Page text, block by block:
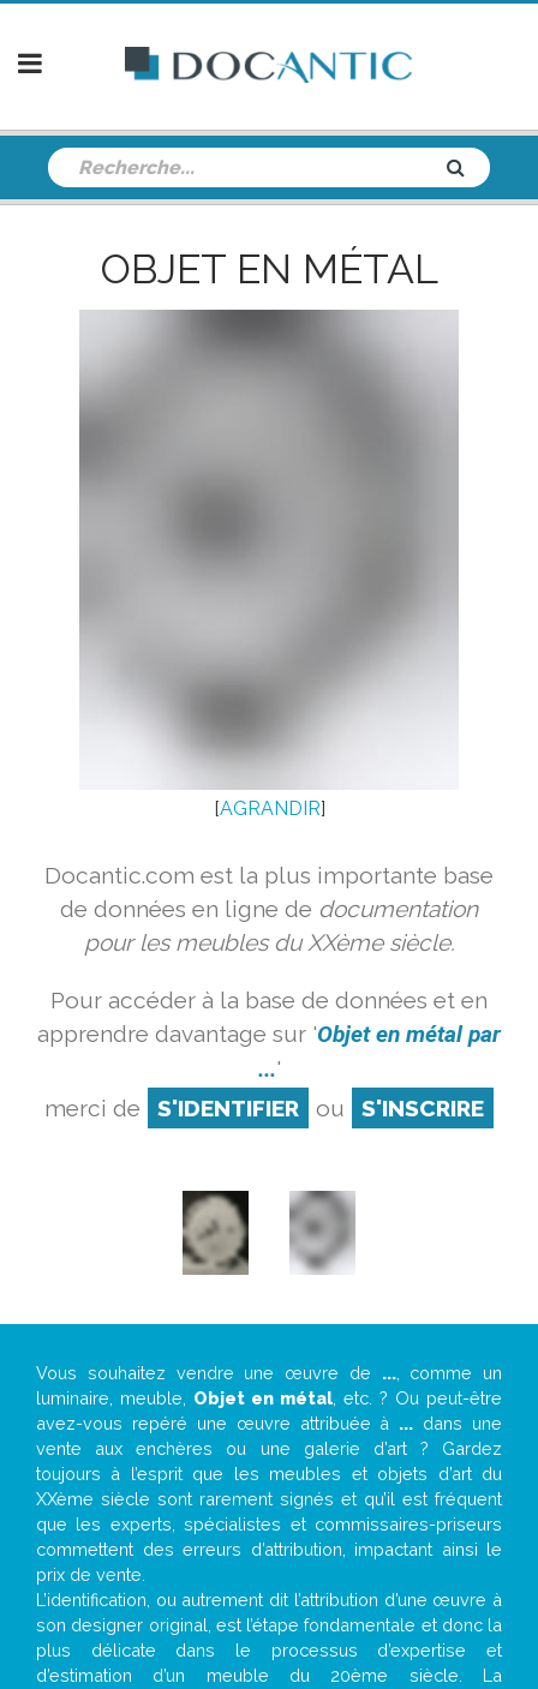
OBJET EN MÉTAL
[AGRANDIR]
Docantic.com est la plus importante base
de données en ligne de documentation
pour les meubles du XXème siècle.
Pour accéder à la base de données et en
apprendre davantage sur 'Objet en métal par
...'
merci de
S'IDENTIFIER ou S'INSCRIRE
Vous souhaitez vendre une œuvre de ..., comme un
luminaire, meuble, Objet en métal , etc. ? Ou peut-être
avez-vous repéré une œuvre attribuée à ... dans une
vente aux enchères ou une galerie d’art ? Gardez
toujours à l’esprit que les meubles et objets d’art du
XXème siècle sont rarement signés et qu’il est fréquent
que les experts, spécialistes et commissaires-priseurs
commettent des erreurs d’attribution, impactant ainsi le
prix de vente.
L’identification, ou autrement dit l’attribution d’une œuvre à
son designer original, est l’étape fondamentale et donc la
plus délicate dans le processus d’expertise et
d’estimation d’un meuble du 20ème siècle. La